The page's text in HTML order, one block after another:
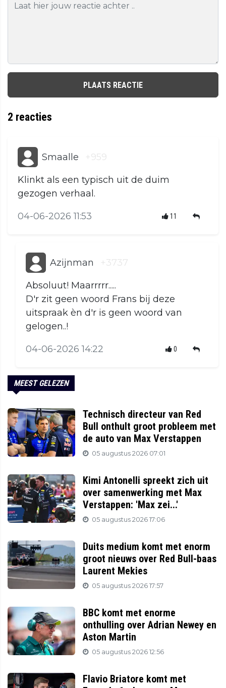
PLAATS REACTIE
2 reacties
Smaalle +959
Klinkt als een typisch uit de duim
gezogen verhaal.
04-06-2026 11:53 11
Azijnman +3737
Absoluut! Maarrrrr.....
D'r zit geen woord Frans bij deze
uitspraak èn d'r is geen woord van
gelogen..!
04-06-2026 14:22 0
MEEST GELEZEN
Technisch directeur van Red
Bull onthult groot probleem met
de auto van Max Verstappen
05 augustus 2026 07:01
Kimi Antonelli spreekt zich uit
over samenwerking met Max
Verstappen: 'Max zei...'
05 augustus 2026 17:06
Duits medium komt met enorm
groot nieuws over Red Bull-baas
Laurent Mekies
05 augustus 2026 17:57
BBC komt met enorme
onthulling over Adrian Newey en
Aston Martin
05 augustus 2026 12:56
Flavio Briatore komt met